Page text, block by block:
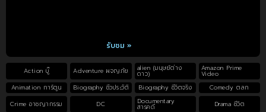
รับชม »
Action บู๊ Adventure ผจญภัย alien (มนุษย์ต่าง
ดาว)
Amazon Prime
Video
Animation การ์ตูน
Biography ชีวประวัติ Biography ชีวิตจริง
Comedy ตลก
Crime อาชญากรรม
DC Documentary
สารคดี
Drama ชีวิต